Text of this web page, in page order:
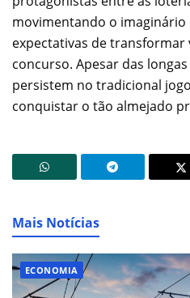
movimentando o imaginário
expectativas de transformar
concurso. Apesar das
persistem no tradicional
conquistar o tão almejado
Mais Notícias
ECONOMIA